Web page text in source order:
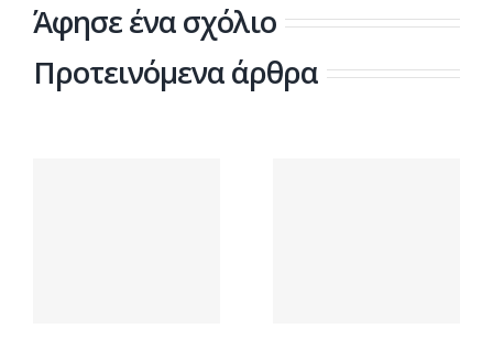
Άφησε ένα σχόλιο
Προτεινόμενα άρθρα